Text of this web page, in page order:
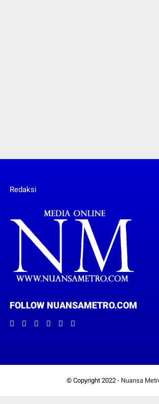
Redaksi
FOLLOW NUANSAMETRO.COM
© Copyright 2022 - Nuansa